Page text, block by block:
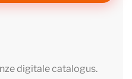
digitale catalogus.